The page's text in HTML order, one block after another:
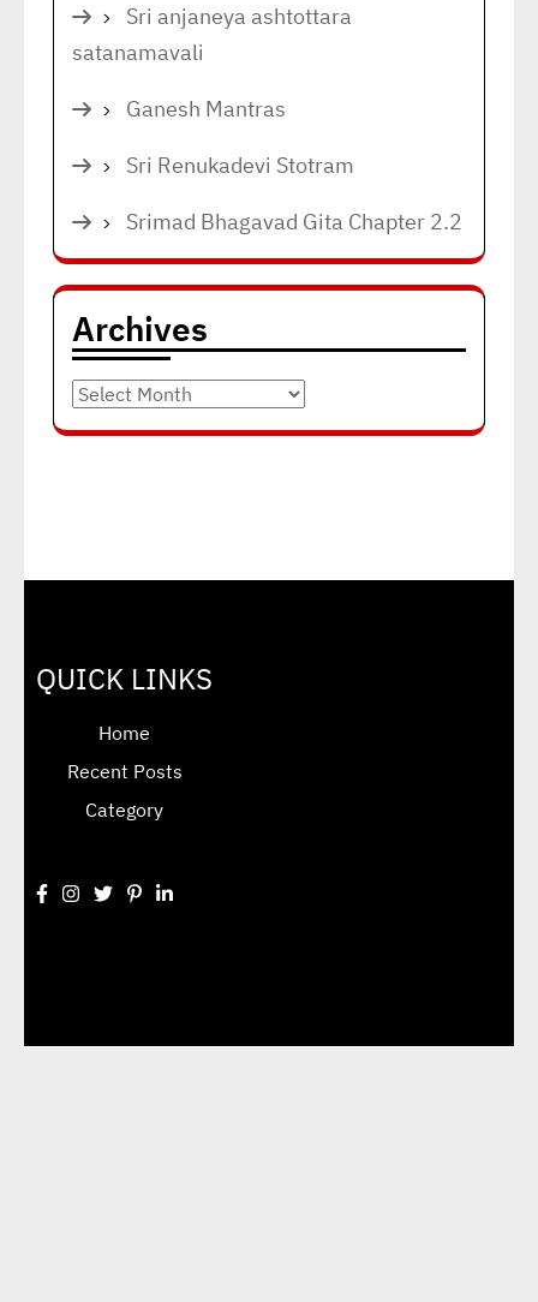
Sri anjaneya ashtottara
satanamavali
Ganesh Mantras
Sri Renukadevi Stotram
Srimad Bhagavad Gita Chapter 2.2
Archives
Archives
QUICK LINKS
Home
Recent Posts
Category